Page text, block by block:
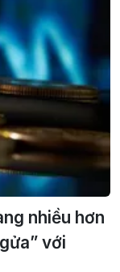
nhiều hơn
với